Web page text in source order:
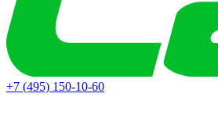
+7 (495) 150-10-60